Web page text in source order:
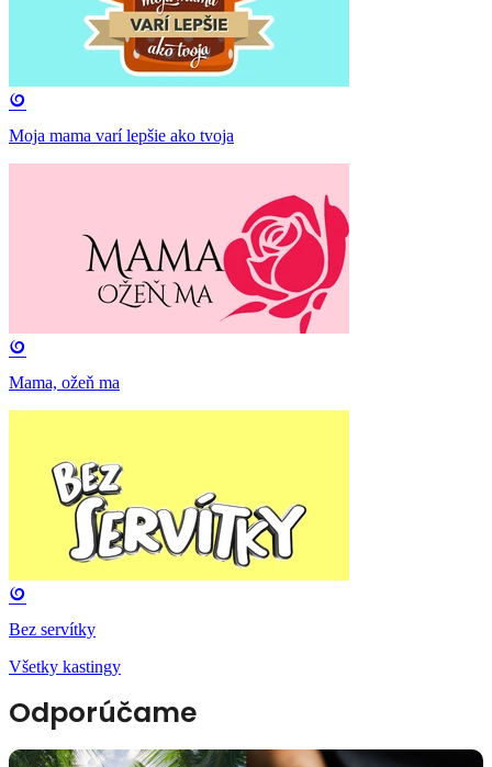
Moja mama varí lepšie ako tvoja
Mama, ožeň ma
Bez servítky
Všetky kastingy
Odporúčame